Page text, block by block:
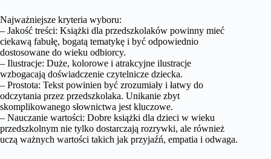
Najważniejsze kryteria wyboru:
– Jakość treści: Książki dla przedszkolaków powinny mieć
ciekawą fabułę, bogatą tematykę i być odpowiednio
dostosowane do wieku odbiorcy.
– Ilustracje: Duże, kolorowe i atrakcyjne ilustracje
wzbogacają doświadczenie czytelnicze dziecka.
– Prostota: Tekst powinien być zrozumiały i łatwy do
odczytania przez przedszkolaka. Unikanie zbyt
skomplikowanego słownictwa jest kluczowe.
– Nauczanie wartości: Dobre książki dla dzieci w wieku
przedszkolnym nie tylko dostarczają rozrywki, ale również
uczą ważnych wartości takich jak przyjaźń, empatia i odwaga.